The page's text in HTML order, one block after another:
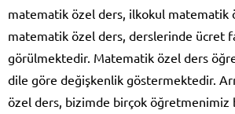
matematik özel ders, ilkokul matematik
matematik özel ders, derslerinde ücret
görülmektedir. Matematik özel ders
dile göre değişkenlik göstermektedir.
özel ders, bizimde birçok öğretmenimiz